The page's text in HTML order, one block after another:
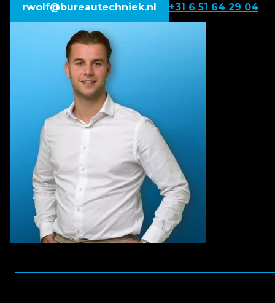
rwolf@bureautechniek.nl +31 6 51 64 29 04